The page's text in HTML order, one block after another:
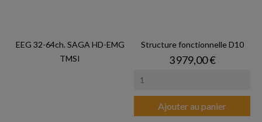
EEG 32-64ch. SAGA HD-EMG
TMSI
Structure fonctionnelle D10
Prix
3 979,00 €
Ajouter au panier